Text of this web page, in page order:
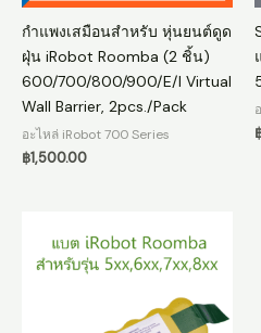
กำแพงเสมือนสำหรับ หุ่นยนต์ดูด
ฝุ่น iRobot Roomba (2 ชิ้น)
600/700/800/900/E/I Virtual
Wall Barrier, 2pcs./Pack
อะไหล่ iRobot 700 Series
฿1,500.00